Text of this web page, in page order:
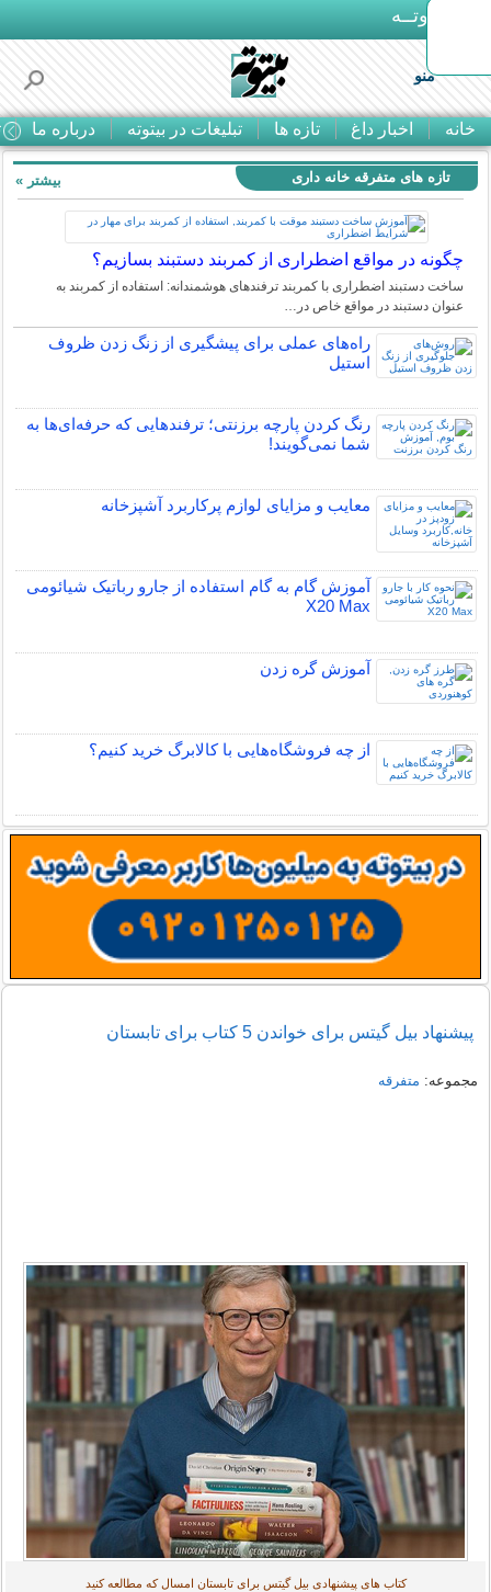
بـیتوتــه
منو
خانه اخبار داغ تازه ها تبلیغات در بیتوته درباره ما
تازه های متفرقه خانه داری
چگونه در مواقع اضطراری از کمربند دستبند بسازیم؟
ساخت دستبند اضطراری با کمربند ترفندهای هوشمندانه: استفاده از کمربند به
عنوان دستبند در مواقع خاص در…
راه‌های عملی برای پیشگیری از زنگ زدن ظروف
استیل
رنگ کردن پارچه برزنتی؛ ترفندهایی که حرفه‌ای‌ها به
شما نمی‌گویند!
معایب و مزایای لوازم پرکاربرد آشپزخانه
آموزش گام به گام استفاده از جارو رباتیک شیائومی
X20 Max
آموزش گره زدن
از چه فروشگاه‌هایی با کالابرگ خرید کنیم؟
بیشتر »
پیشنهاد بیل گیتس برای خواندن 5 کتاب برای تابستان
مجموعه: متفرقه
کتاب های پیشنهادی بیل گیتس برای تابستان امسال که مطالعه کنید